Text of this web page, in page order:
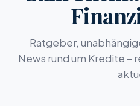
Ratgeber,
News rund um Kredite